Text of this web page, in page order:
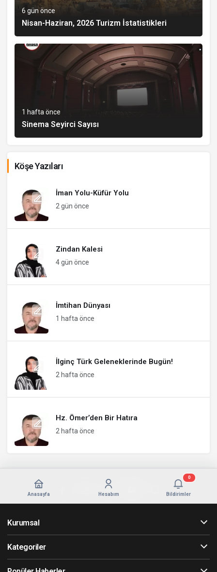
6 gün önce
Nisan-Haziran, 2026 Turizm İstatistikleri
1 hafta önce
Sinema Seyirci Sayısı
Köşe Yazıları
İman Yolu-Küfür Yolu
2 gün önce
Zindan Kalesi
4 gün önce
İmtihan Dünyası
1 hafta önce
İlginç Türk Geleneklerinde Bugün!
2 hafta önce
Hz. Ömer’den Bir Hatıra
2 hafta önce
Anasayfa Hesabım Bildirimler
0
Kurumsal
Kategoriler